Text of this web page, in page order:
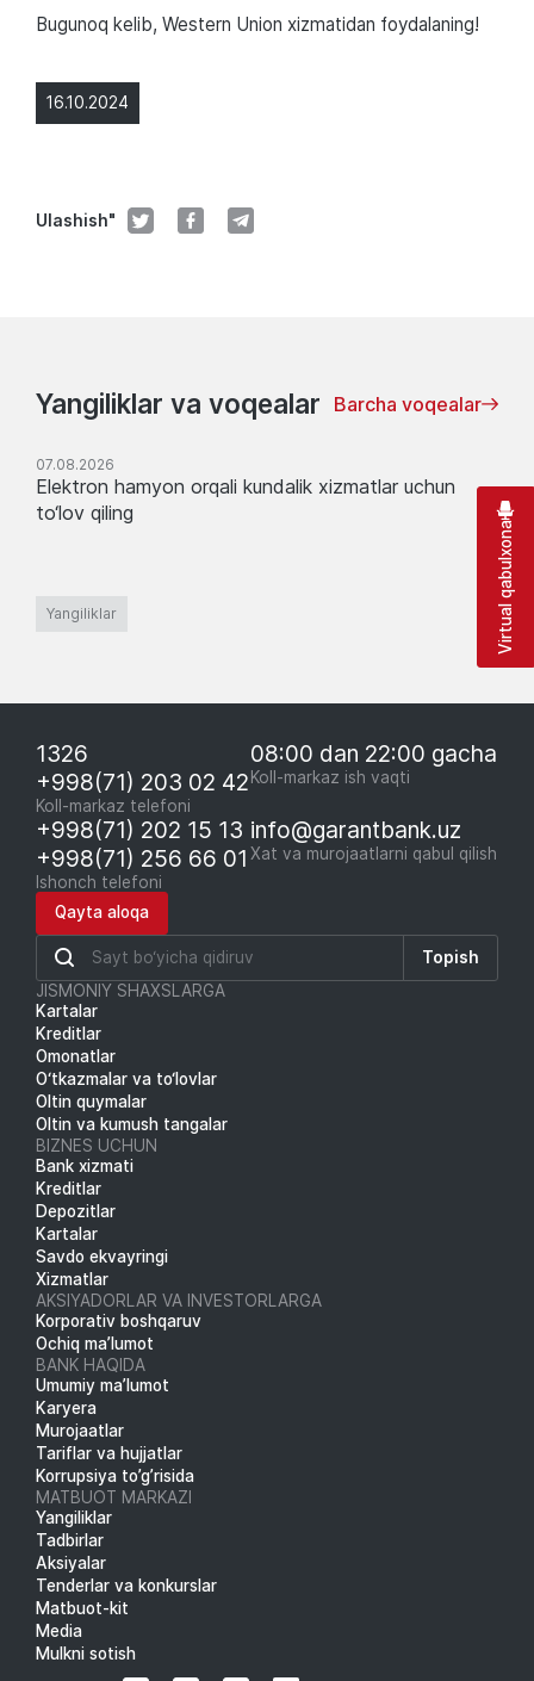
16.10.2024
Ulashish"
Bugunoq kelib, Western Union xizmatidan foydalaning!
Yangiliklar va voqealar Barcha voqealar
07.08.2026
Elektron hamyon orqali kundalik xizmatlar uchun
to‘lov qiling
Yangiliklar
1326
+998(71) 203 02 42
Koll-markaz telefoni
08:00 dan 22:00 gacha
Koll-markaz ish vaqti
+998(71) 202 15 13
+998(71) 256 66 01
Ishonch telefoni
info@garantbank.uz
Xat va murojaatlarni qabul qilish
Qayta aloqa
Topish
JISMONIY SHAXSLARGA
Kartalar
Kreditlar
Omonatlar
O‘tkazmalar va to‘lovlar
Oltin quymalar
Oltin va kumush tangalar
BIZNES UCHUN
Bank xizmati
Kreditlar
Depozitlar
Kartalar
Savdo ekvayringi
Xizmatlar
AKSIYADORLAR VA INVESTORLARGA
Korporativ boshqaruv
Ochiq ma’lumot
BANK HAQIDA
Umumiy ma’lumot
Karyera
Murojaatlar
Tariflar va hujjatlar
Korrupsiya to’g’risida
MATBUOT MARKAZI
Yangiliklar
Tadbirlar
Aksiyalar
Tenderlar va konkurslar
Matbuot-kit
Media
Mulkni sotish
Virtual qabulxona